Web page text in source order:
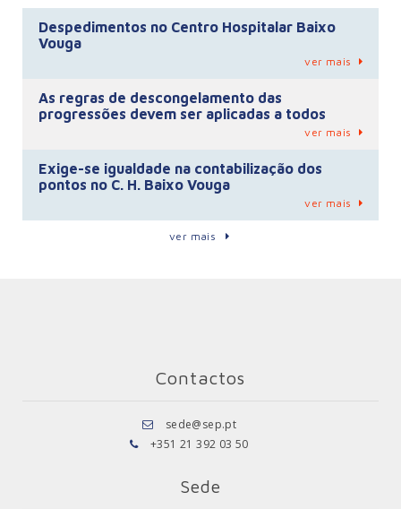
Despedimentos no Centro Hospitalar Baixo
Vouga
ver mais
As regras de descongelamento das
progressões devem ser aplicadas a todos
ver mais
Exige-se igualdade na contabilização dos
pontos no C. H. Baixo Vouga
ver mais
ver mais
Contactos
sede@sep.pt
+351 21 392 03 50
Sede